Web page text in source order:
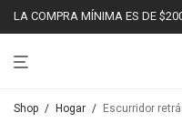
LA COMPRA MÍNIMA ES DE
Shop / Hogar / Escurridor retráctil de